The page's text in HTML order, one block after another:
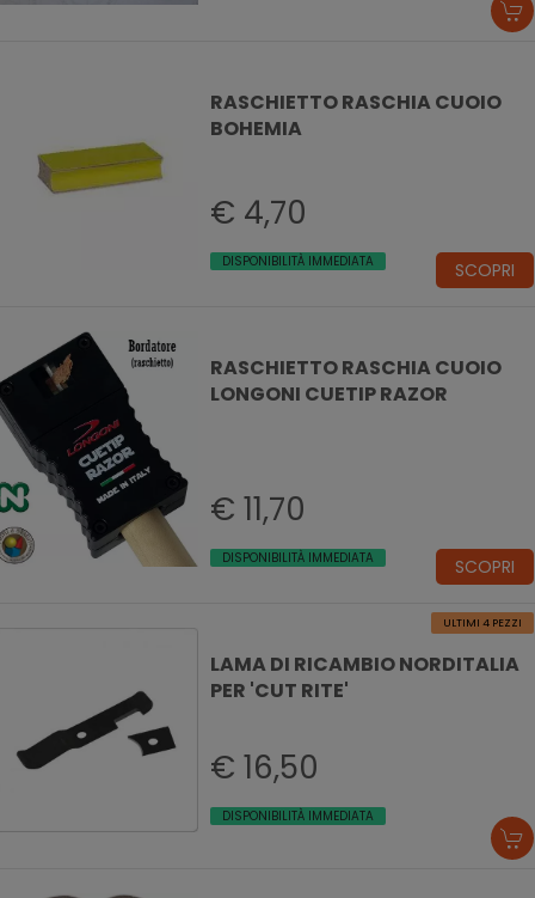
RASCHIETTO RASCHIA CUOIO
BOHEMIA
€ 4,70
DISPONIBILITÀ IMMEDIATA SCOPRI
RASCHIETTO RASCHIA CUOIO
LONGONI CUETIP RAZOR
€ 11,70
DISPONIBILITÀ IMMEDIATA SCOPRI
ULTIMI 4 PEZZI
LAMA DI RICAMBIO NORDITALIA
PER 'CUT RITE'
€ 16,50
DISPONIBILITÀ IMMEDIATA